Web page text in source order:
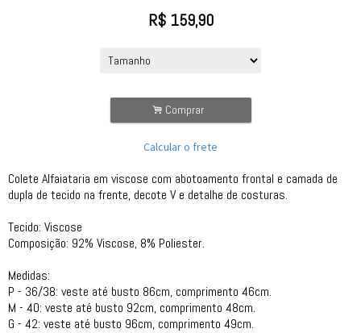
R$ 159,90
. Comprar
Calcular o frete
Colete Alfaiataria em viscose com abotoamento frontal e camada de
dupla de tecido na frente, decote V e detalhe de costuras.
Tecido: Viscose
Composição: 92% Viscose, 8% Poliester.
Medidas:
P - 36/38: veste até busto 86cm, comprimento 46cm.
M - 40: veste até busto 92cm, comprimento 48cm.
G - 42: veste até busto 96cm, comprimento 49cm.